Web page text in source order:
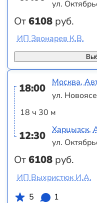
От6108 руб.
ул.
ИП Звонарев К.В.
18:00
18 ч 30 м
12:30
От6108 руб.
Москва,
ул.
Харцызск,
ул.
ИП Выхристюк И.А.
5
1